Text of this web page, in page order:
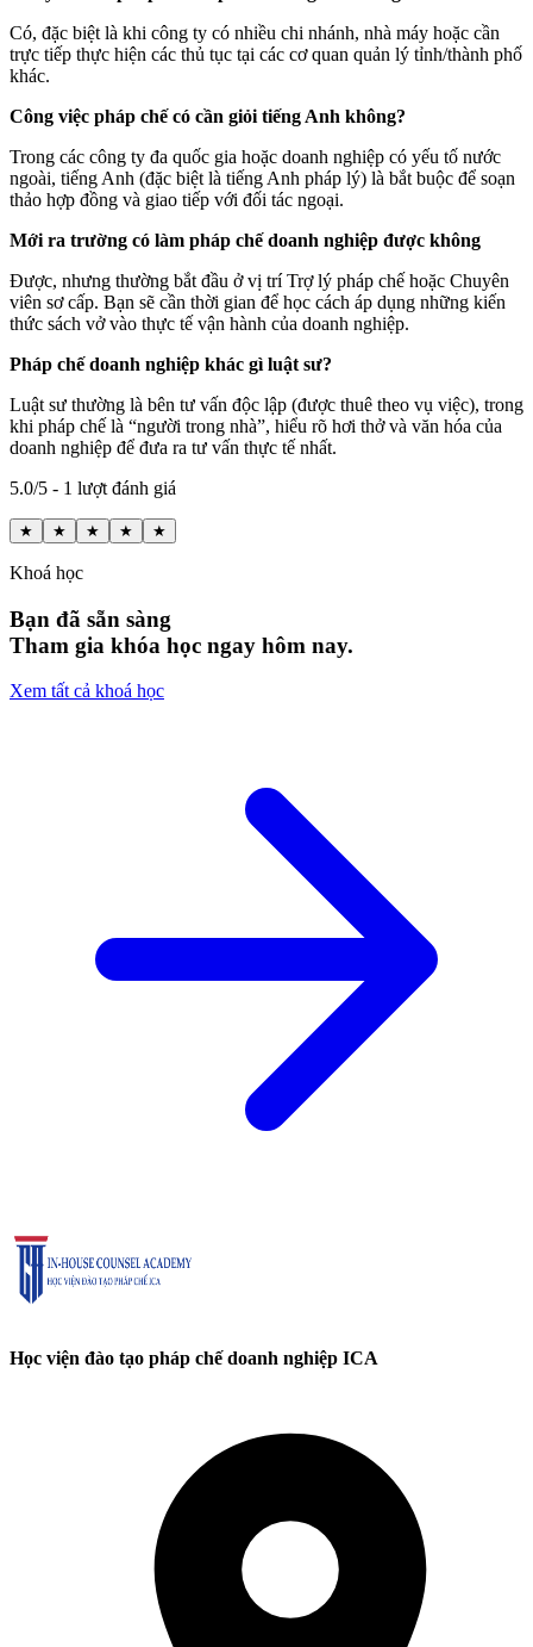
Có, đặc biệt là khi công ty có nhiều chi nhánh, nhà máy hoặc cần
trực tiếp thực hiện các thủ tục tại các cơ quan quản lý tỉnh/thành phố
khác.
Công việc pháp chế có cần giỏi tiếng Anh không?
Trong các công ty đa quốc gia hoặc doanh nghiệp có yếu tố nước
ngoài, tiếng Anh (đặc biệt là tiếng Anh pháp lý) là bắt buộc để soạn
thảo hợp đồng và giao tiếp với đối tác ngoại.
Mới ra trường có làm pháp chế doanh nghiệp được không
Được, nhưng thường bắt đầu ở vị trí Trợ lý pháp chế hoặc Chuyên
viên sơ cấp. Bạn sẽ cần thời gian để học cách áp dụng những kiến
thức sách vở vào thực tế vận hành của doanh nghiệp.
Pháp chế doanh nghiệp khác gì luật sư?
Luật sư thường là bên tư vấn độc lập (được thuê theo vụ việc), trong
khi pháp chế là “người trong nhà”, hiểu rõ hơi thở và văn hóa của
doanh nghiệp để đưa ra tư vấn thực tế nhất.
5.0/5 - 1 lượt đánh giá
★ ★ ★ ★ ★
Khoá học
Bạn đã sẵn sàng
Tham gia khóa học ngay hôm nay.
Xem tất cả khoá học
Học viện đào tạo pháp chế doanh nghiệp ICA